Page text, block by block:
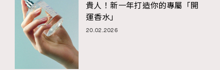
Hommes
貴人！新一年打造你的專屬「開
運香水」
20.02.2026